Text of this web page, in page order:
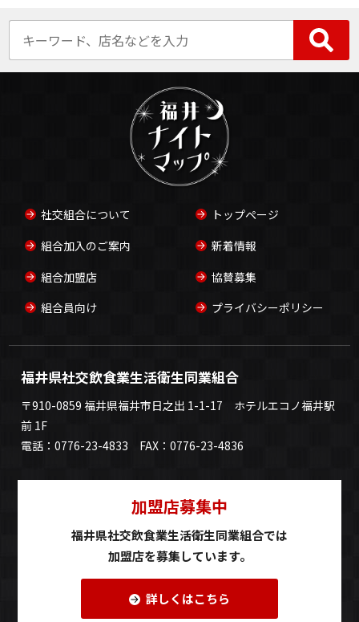
社交組合について
組合加入のご案内
組合加盟店
組合員向け
トップページ
新着情報
協賛募集
プライバシーポリシー
福井県社交飲食業生活衛生同業組合
〒910-0859 福井県福井市日之出 1-1-17 ホテルエコノ福井駅
前 1F
電話：0776-23-4833 FAX：0776-23-4836
加盟店募集中
福井県社交飲食業生活衛生同業組合では
加盟店を募集しています。
詳しくはこちら